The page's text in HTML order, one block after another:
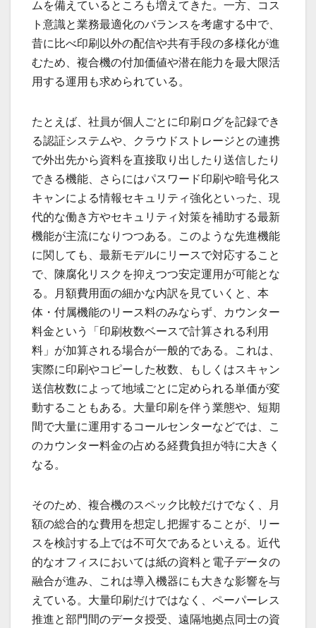
ムを備えているところも増えてきた。一方、コス
ト意識と業務最適化のバランスを考慮する中で、
昔に比べ印刷以外の配信や共有手段の多様化が進
むため、複合機の付加価値や潜在能力を最大限活
用する運用も求められている。
たとえば、社員が個人ごとに印刷ログを記録でき
る認証システムや、クラウドストレージとの連携
で外出先から資料を直接取り出したり送信したり
できる機能、さらにはパスワード印刷や暗号化ス
キャンによる情報セキュリティ強化といった、現
代的な働き方やセキュリティ対策を補助する最新
機能が主流になりつつある。このような先進機能
に関しても、最新モデルにリースで対応すること
で、陳腐化リスクを抑えつつ安定運用が可能とな
る。月額費用面の細かな内訳を見ていくと、本
体・付属機能のリース料のみならず、カウンター
料金という「印刷枚数ベースで計算される利用
料」が加算される場合が一般的である。これは、
実際に印刷やコピーした枚数、もしくはスキャン
送信枚数によって地域ごとに定められる単価が変
動することもある。大量印刷を伴う業態や、短期
間で大量に運用するコールセンターなどでは、こ
のカウンター料金の占める経費負担が特に大きく
なる。
そのため、複合機のスペック比較だけでなく、月
額の総合的な費用を想定し把握することが、リー
スを検討する上では不可欠であるといえる。近代
的なオフィスにおいては紙の資料と電子データの
融合が進み、これは導入機器にも大きな影響を与
えている。大量印刷だけではなく、ペーパーレス
推進と部門間のデータ授受、遠隔地拠点同士の資